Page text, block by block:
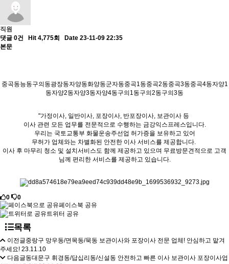
직원
댓글 0건
Hit 4,775회
Date 23-11-09 22:35
본문
중곡동능동구의동광장동자양동화양동군자동중곡1동중곡2동중곡3동중곡4동자양1
동자양2동자양3동자양4동구의1동구의2동구의3동
"가정이사, 일반이사, 포장이사, 반포장이사, 보관이사 등
이사 관련 모든 업무를 전문적으로 수행하는 금강익스프레스입니다.
우리는 국토교통부 화물운송주선업 허가증을 보유하고 있어
무허가 업체와는 차별화된 안전한 이사 서비스를 제공합니다.
이사 후 마무리 청소 및 설치서비스도 함께 제공하고 있으며 무료방문견적으로 고객
님께 편리한 서비스를 제공하고 있습니다.
0
0
페이스북 공유
트위터 공유
목록
이전글중랑구 망우동/면목동/묵동 보관이사와 포장이사 전문 업체! 안심하고 맡겨
주세요! 23.11.10
다음글동대문구 휘경동/답십리동/신설동 안전하고 빠른 이사 보관이사 포장이사업